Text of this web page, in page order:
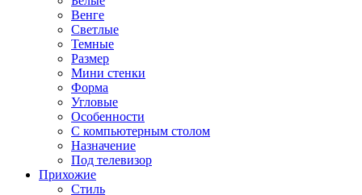
Венге
Светлые
Темные
Размер
Мини стенки
Форма
Угловые
Особенности
С компьютерным столом
Назначение
Под телевизор
Прихожие
Стиль